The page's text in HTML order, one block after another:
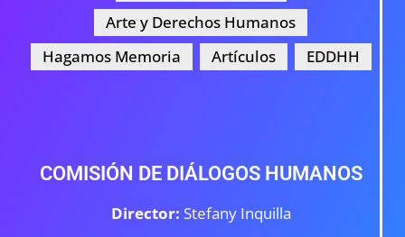
Arte y Derechos Humanos
Hagamos Memoria
Artículos EDDHH
COMISIÓN DE DIÁLOGOS HUMANOS
Director: Stefany Inquilla